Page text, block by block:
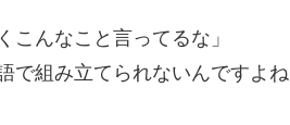
んなこと言ってるな」
組み立てられないんですよね